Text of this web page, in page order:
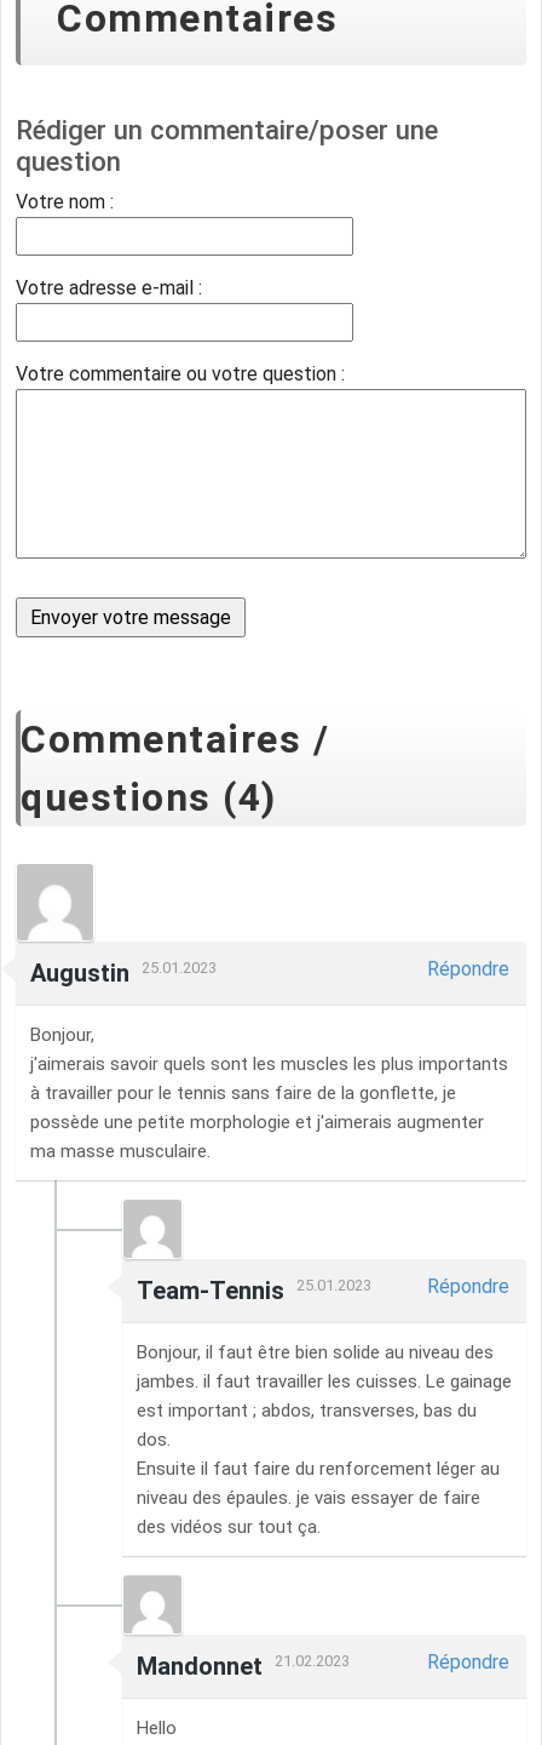
Commentaires
Rédiger un commentaire/poser une
question
Votre nom :
Votre adresse e-mail :
Votre commentaire ou votre question :
Commentaires /
questions (4)
Augustin 25.01.2023 Répondre
Bonjour,
j'aimerais savoir quels sont les muscles les plus importants
à travailler pour le tennis sans faire de la gonflette, je
possède une petite morphologie et j'aimerais augmenter
ma masse musculaire.
Team-Tennis 25.01.2023 Répondre
Bonjour, il faut être bien solide au niveau des
jambes. il faut travailler les cuisses. Le gainage
est important ; abdos, transverses, bas du
dos.
Ensuite il faut faire du renforcement léger au
niveau des épaules. je vais essayer de faire
des vidéos sur tout ça.
Mandonnet 21.02.2023 Répondre
Hello